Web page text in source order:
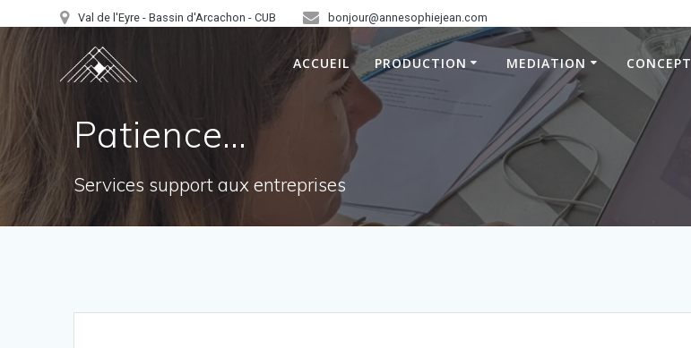
to
content
Val de l'Eyre - Bassin d'Arcachon - CUB bonjour@annesophiejean.com
ACCUEIL PRODUCTION MEDIATION CONCEPT
Patience…
Services support aux entreprises